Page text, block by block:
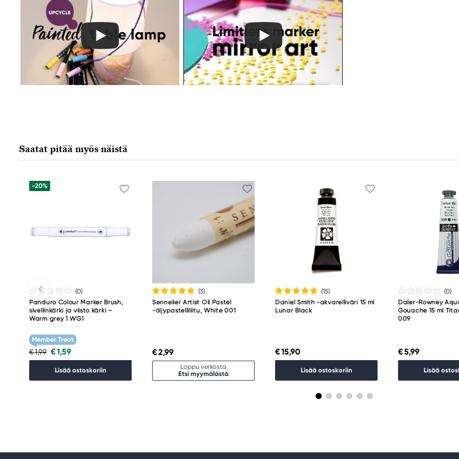
Saatat pitää myös näistä
-20%
(0)
Panduro Colour Marker Brush,
sivellinkärki ja viisto kärki –
Warm grey 1 WG1
Member Treat
€ 1,99 € 1,59
Lisää ostoskoriin
(3)
Sennelier Artist Oil Pastel
-öljypastelliliitu, White 001
€ 2,99
Loppu verkosta
Etsi myymälästä
(15)
Daniel Smith -akvarelliväri 15 ml
Lunar Black
€ 15,90
Lisää ostoskoriin
(0)
Daler-Rowney
Gouache 15 ml
009
€ 5,99
Lisää